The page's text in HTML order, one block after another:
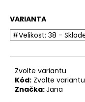
VARIANTA
Zvolte variantu
Kód: Zvolte variantu
Značka:Jana
DÁMSKÉ
KOŽENÉ
NAZOUVÁKY
FLOT
700417-
04
ČERVENÉ